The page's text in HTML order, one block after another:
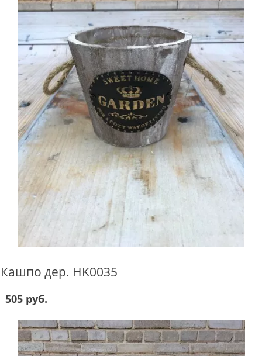
Кашпо дер. HK0035
505 руб.